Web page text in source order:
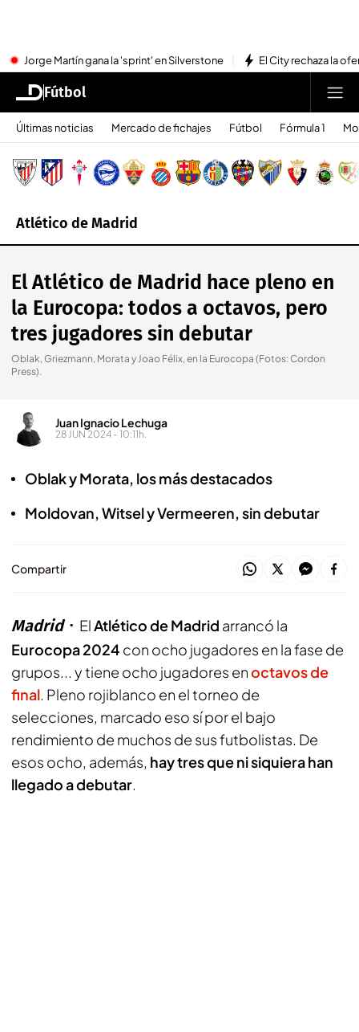
Jorge Martín gana la 'sprint' en Silverstone El City rechaza la
Fútbol
Últimas noticias Mercado de fichajes Fútbol Fórmula 1
Atlético de Madrid
El Atlético de Madrid hace pleno en
la Eurocopa: todos a octavos, pero
tres jugadores sin debutar
Oblak, Griezmann, Morata y Joao Félix, en la Eurocopa (Fotos: Cordon
Press).
Juan Ignacio Lechuga
28 JUN 2024 - 10:11h.
Oblak y Morata, los más destacados
Moldovan, Witsel y Vermeeren, sin debutar
Compartir
Madrid ElAtlético de Madrid arrancó la
Eurocopa 2024 con ocho jugadores en la fase de
grupos... y tiene ocho jugadores enoctavos de
final. Pleno rojiblanco en el torneo de
selecciones, marcado eso sí por el bajo
rendimiento de muchos de sus futbolistas. De
esos ocho, además, hay tres que ni siquiera han
llegado a debutar.